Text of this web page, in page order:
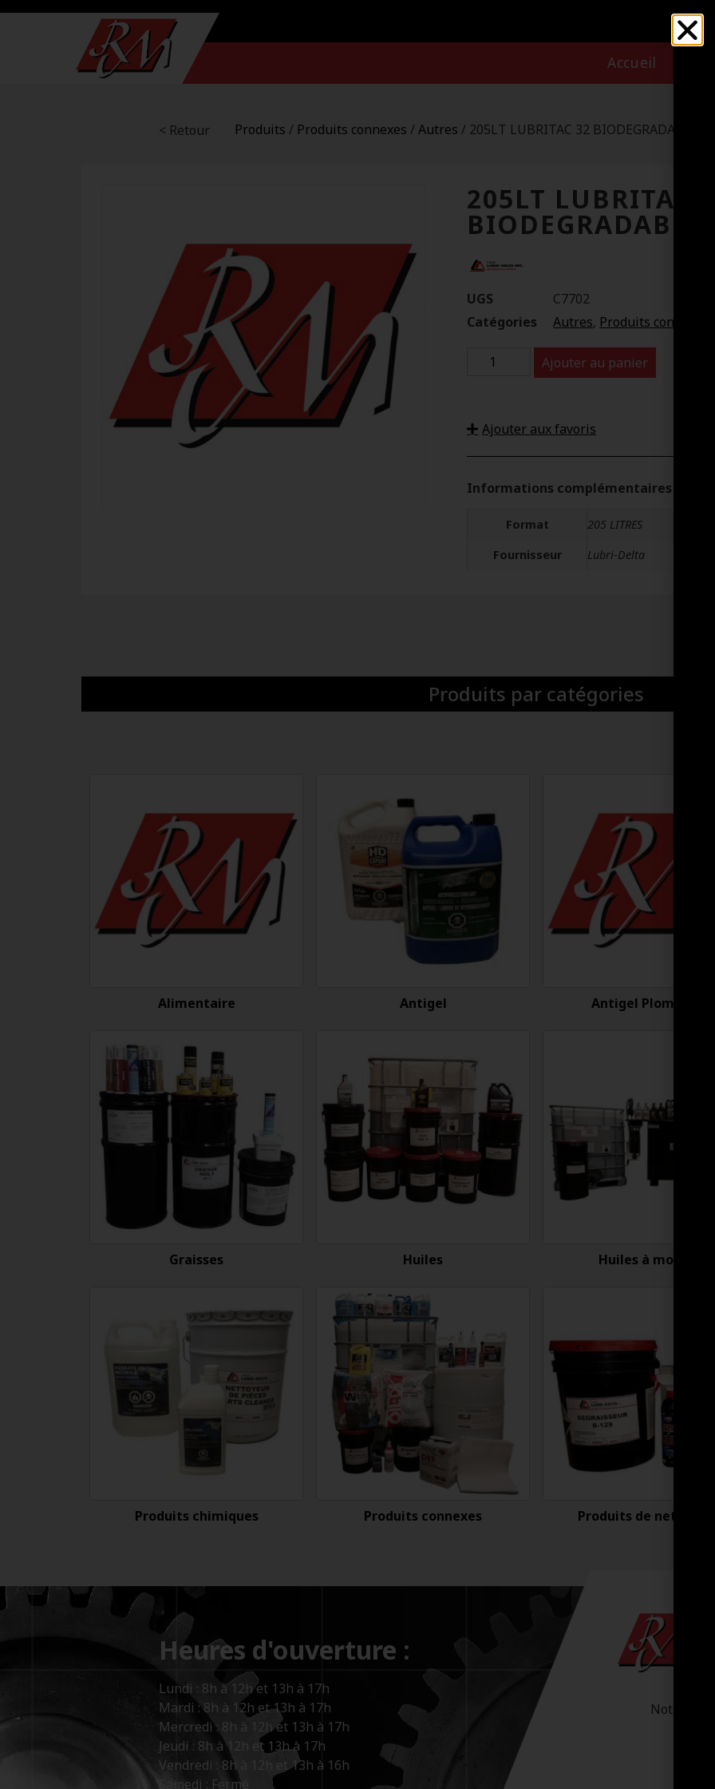
Accueil
< Retour Produits / Produits connexes / Autres / 205LT LUBRITAC 32 BIODEGRADABLE
205LT LUBRITAC 32
BIODEGRADABLE
UGS
C7702
Catégories
Autres, Produits connexes
Ajouter au panier
Ajouter aux favoris
Informations complémentaires
Format
205 LITRES
Fournisseur
Lubri-Delta
Produits par catégories
Alimentaire Antigel Antigel Plomberie
Graisses Huiles Huiles à moteur
Produits chimiques Produits connexes Produits de nettoyage
Heures d'ouverture :
Lundi : 8h à 12h et 13h à 17h
Mardi : 8h à 12h et 13h à 17h
Mercredi : 8h à 12h et 13h à 17h
Jeudi : 8h à 12h et 13h à 17h
Vendredi : 8h à 12h et 13h à 16h
Samedi : Fermé
Notre-